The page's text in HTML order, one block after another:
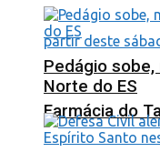
Farmácia do
Pedágio
Norte do ES